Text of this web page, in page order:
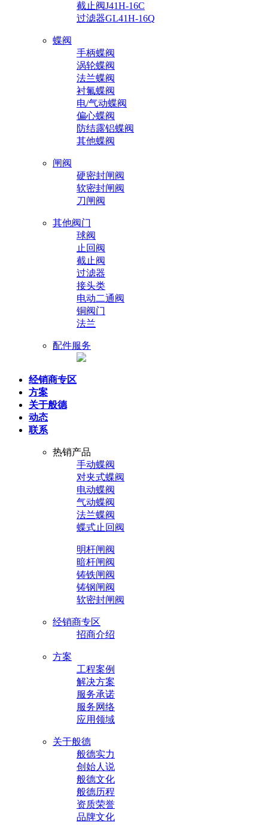
截止阀J41H-16C
过滤器GL41H-16Q
蝶阀
手柄蝶阀
涡轮蝶阀
法兰蝶阀
衬氟蝶阀
电/气动蝶阀
偏心蝶阀
防结露铝蝶阀
其他蝶阀
闸阀
硬密封闸阀
软密封闸阀
刀闸阀
其他阀门
球阀
止回阀
截止阀
过滤器
接头类
电动二通阀
铜阀门
法兰
配件服务
经销商专区
方案
关于般德
动态
联系
热销产品
手动蝶阀
对夹式蝶阀
电动蝶阀
气动蝶阀
法兰蝶阀
蝶式止回阀
明杆闸阀
暗杆闸阀
铸铁闸阀
铸钢闸阀
软密封闸阀
经销商专区
招商介绍
方案
工程案例
解决方案
服务承诺
服务网络
应用领域
关于般德
般德实力
创始人说
般德文化
般德历程
资质荣誉
品牌文化